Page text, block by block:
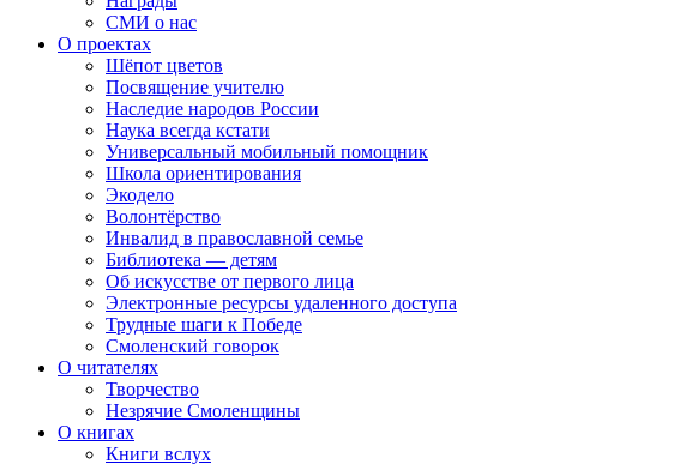
СМИ о нас
О проектах
Шёпот цветов
Посвящение учителю
Наследие народов России
Наука всегда кстати
Универсальный мобильный помощник
Школа ориентирования
Экодело
Волонтёрство
Инвалид в православной семье
Библиотека — детям
Об искусстве от первого лица
Электронные ресурсы удаленного доступа
Трудные шаги к Победе
Смоленский говорок
О читателях
Творчество
Незрячие Смоленщины
О книгах
Книги вслух